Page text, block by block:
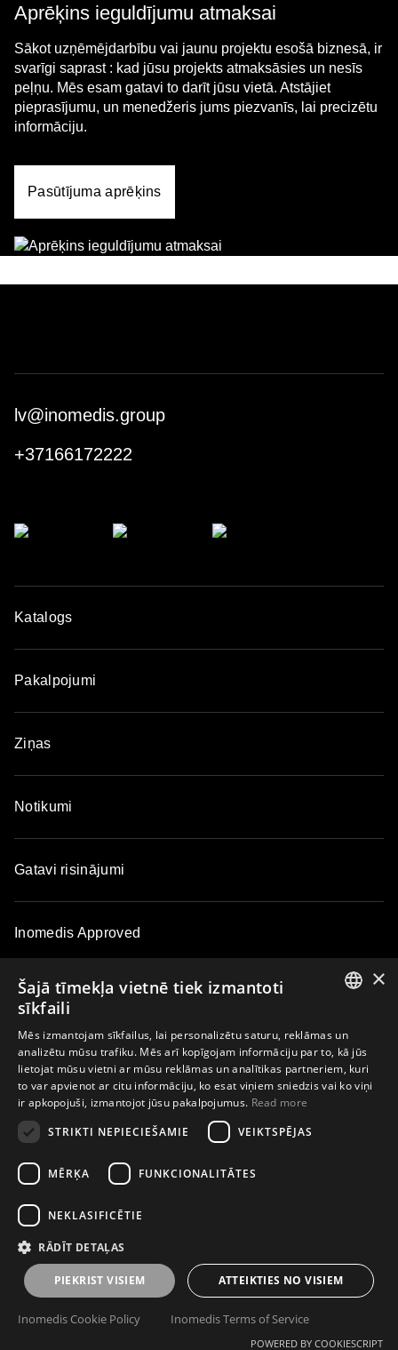
Aprēķins ieguldījumu atmaksai
Sākot uzņēmējdarbību vai jaunu projektu esošā biznesā, ir
svarīgi saprast : kad jūsu projekts atmaksāsies un nesīs
peļņu. Mēs esam gatavi to darīt jūsu vietā. Atstājiet
pieprasījumu, un menedžeris jums piezvanīs, lai precizētu
informāciju.
Pasūtījuma aprēķins
lv@inomedis.group
+37166172222
Katalogs
Pakalpojumi
Ziņas
Notikumi
Gatavi risinājumi
Inomedis Approved
Kontakti
Par kompāniju
Abonējiet e-pasta biļetenu un pirmais uzziniet par ekskluzīviem
piedāvājumiem, ziņām, pasākumiem un meistarklasēm
Privātuma politika
LATVIAN
LITHUANIAN
×
Šajā tīmekļa vietnē tiek izmantoti
sīkfaili
Mēs izmantojam sīkfailus, lai personalizētu saturu, reklāmas un
analizētu mūsu trafiku. Mēs arī kopīgojam informāciju par to, kā jūs
lietojat mūsu vietni ar mūsu reklāmas un analītikas partneriem, kuri
to var apvienot ar citu informāciju, ko esat viņiem sniedzis vai ko viņi
ir apkopojuši, izmantojot jūsu pakalpojumus. Read more
STRIKTI NEPIECIEŠAMIE
VEIKTSPĒJAS
MĒRĶA FUNKCIONALITĀTES
NEKLASIFICĒTIE
RĀDĪT DETAĻAS
PIEKRIST VISIEM ATTEIKTIES NO VISIEM
Inomedis Cookie Policy Inomedis Terms of Service
POWERED BY COOKIESCRIPT